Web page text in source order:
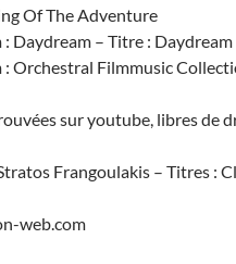
Of The Adventure
– Titre : Daydream
Filmmusic
sur youtube, libres de
Frangoulakis – Titres :
web.com